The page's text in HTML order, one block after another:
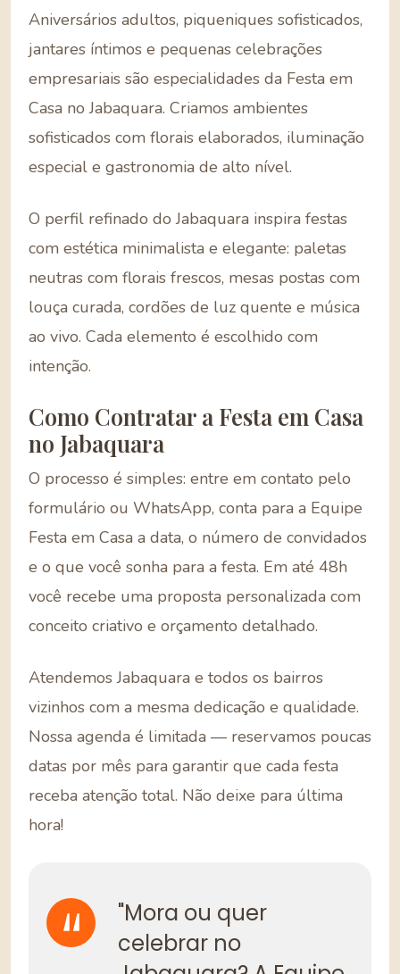
Aniversários adultos, piqueniques sofisticados,
jantares íntimos e pequenas celebrações
empresariais são especialidades da Festa em
Casa no Jabaquara. Criamos ambientes
sofisticados com florais elaborados, iluminação
especial e gastronomia de alto nível.
O perfil refinado do Jabaquara inspira festas
com estética minimalista e elegante: paletas
neutras com florais frescos, mesas postas com
louça curada, cordões de luz quente e música
ao vivo. Cada elemento é escolhido com
intenção.
Como Contratar a Festa em Casa
no Jabaquara
O processo é simples: entre em contato pelo
formulário ou WhatsApp, conta para a Equipe
Festa em Casa a data, o número de convidados
e o que você sonha para a festa. Em até 48h
você recebe uma proposta personalizada com
conceito criativo e orçamento detalhado.
Atendemos Jabaquara e todos os bairros
vizinhos com a mesma dedicação e qualidade.
Nossa agenda é limitada — reservamos poucas
datas por mês para garantir que cada festa
receba atenção total. Não deixe para última
hora!
"Mora ou quer
celebrar no